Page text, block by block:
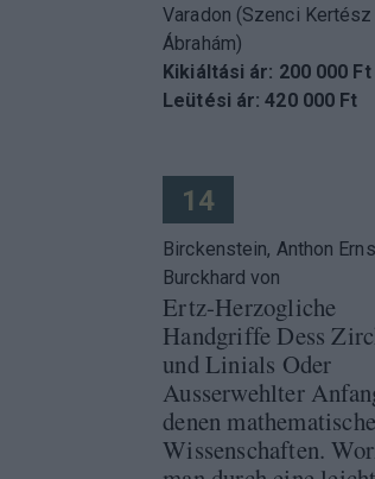
Varadon (Szenci Kertész
Ábrahám)
Kikiáltási ár: 200 000 Ft
Leütési ár: 420 000 Ft
14
Birckenstein, Anthon
Burckhard von
Ertz-Herzogliche
Handgriffe Dess
und Linials Oder
Ausserwehlter
denen
Wissenschaften.